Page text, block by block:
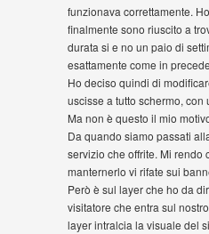
funzionava correttamente.
finalmente sono riuscito a
durata si e no un paio di
esattamente come in
Ho deciso quindi di
uscisse a tutto schermo,
Ma non è questo il mio
Da quando siamo passati
servizio che offrite. Mi
manternerlo vi rifate sui
Però è sul layer che ho da
visitatore che entra sul
layer intralcia la visuale del